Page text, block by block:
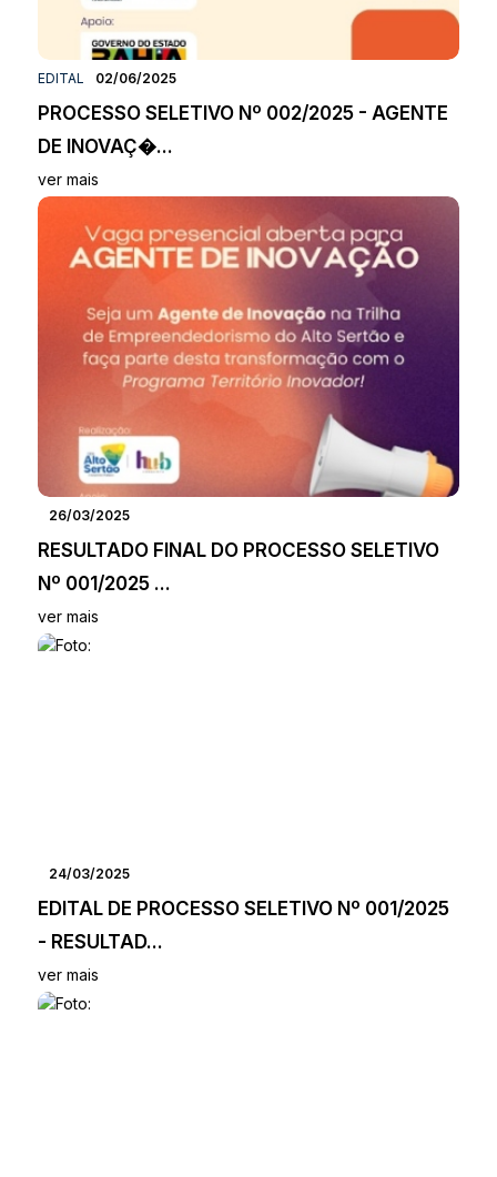
EDITAL 02/06/2025
PROCESSO SELETIVO Nº 002/2025 - AGENTE
DE INOVAÇ�...
ver mais
26/03/2025
RESULTADO FINAL DO PROCESSO SELETIVO
Nº 001/2025 ...
ver mais
24/03/2025
EDITAL DE PROCESSO SELETIVO Nº 001/2025
- RESULTAD...
ver mais